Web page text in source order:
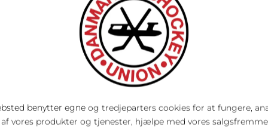
benytter egne og tredjeparters cookies for at fungere,
vores produkter og tjenester, hjælpe med vores